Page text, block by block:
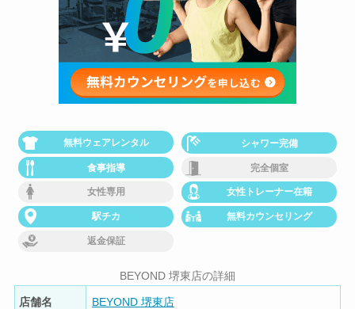
無料ウェアレンタル シャワー完備
食事指導 完全個室
女性専用 女性トレーナー在籍
駅チカ 無料カウンセリング
返金保証
BEYOND 堺東店の詳細
店舗名 BEYOND 堺東店